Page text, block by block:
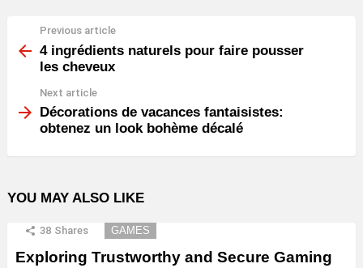
more
Previous article
4 ingrédients naturels pour faire pousser
les cheveux
Next article
Décorations de vacances fantaisistes:
obtenez un look bohème décalé
YOU MAY ALSO LIKE
38 Shares GAMES
Exploring Trustworthy and Secure Gaming